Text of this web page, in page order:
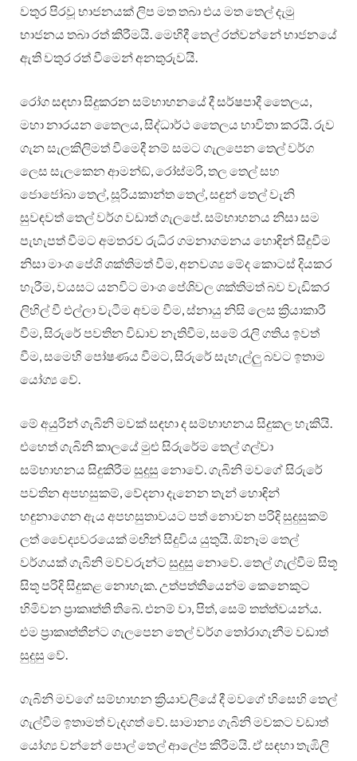
වතුර පිරවූ භාජනයක් ලිප මත තබා එය මත තෙල් දැමු
භාජනය තබා රත් කිරීමයි. මෙහිදී තෙල් රත්වන්නේ භාජනයේ
ඇති වතුර රත් වීමෙන් අනතුරුවයි.
රෝග සඳහා සිදුකරන සම්භාහනයේ දී සර්ෂපාදී තෛලය,
මහා නාරයන තෛලය, සිද්ධාර්ථ තෛලය භාවිතා කරයි. රුව
ගැන සැලකිලිමත් වීමෙදී නම් සමට ගැලපෙන තෙල් වර්ග
ලෙස සැලකෙන ආමන්ඞ්, රෝස්මරි, තල තෙල් සහ
ජොජෝබා තෙල්, සූරියකාන්ත තෙල්, සඳුන් තෙල් වැනි
සුවඳවත් තෙල් වර්ග වඩාත් ගැලපේ. සම්භාහනය නිසා සම
පැහැපත් වීමට අමතරව රුධිර ගමනාගමනය හොඳින් සිදුවීම
නිසා මාංශ පේශි ශක්තිමත් වීම, අනවශ්‍ය මේද කොටස් දියකර
හැරීම, වයසට යනවිට මාංශ පේශිවල ශක්තිමත් බව වැඩිකර
ලිහිල් වී එල්ලා වැටීම අවම වීම, ස්නායු නිසි ලෙස ක්‍රියාකාරී
වීම, සිරුරේ පවතින විඩාව නැතිවීම, සමේ රැලි ගතිය ඉවත්
වීම, සමෙහි පෝෂණය වීමට, සිරුරේ සැහැල්ලු බවට ඉතාම
යෝග්‍ය වේ.
මේ අයුරින් ගැබිනි මවක් සඳහා ද සම්භාහනය සිදුකල හැකියි.
එහෙත් ගැබිනි කාලයේ මුළු සිරුරේම තෙල් ගල්වා
සම්භාහනය සිදුකිරීම සුදුසු නොවේ. ගැබිනි මවගේ සිරුරේ
පවතින අපහසුකම්, වේදනා දැනෙන තැන් හොඳින්
හඳුනාගෙන ඇය අපහසුතාවයට පත් නොවන පරිදි සුදුසුකම්
ලත් වෛද්‍යවරයෙක් මඟින් සිදුවිය යුතුයි. ඕනෑම තෙල්
වර්ගයක් ගැබිනි මව්වරුන්ට සුදුසු නොවේ. තෙල් ගැල්වීම සිතූ
සිතූ පරිදි සිදුකළ නොහැක. උත්පත්තියෙන්ම කෙනෙකුට
හිමිවන ප්‍රාකෘත්ති තිබේ. එනම් වා, පිත්, සෙම් තත්ත්වයන්ය.
එම ප්‍රාකෘත්තීන්ට ගැලපෙන තෙල් වර්ග තෝරාගැනීම වඩාත්
සුදුසු වේ.
ගැබිනි මවගේ සම්භාහන ක්‍රියාවලියේ දී මවගේ හිසෙහි තෙල්
ගැල්වීම ඉතාමත් වැදගත් වේ. සාමාන්‍ය ගැබිනි මවකට වඩාත්
යෝග්‍ය වන්නේ පොල් තෙල් ආලේප කිරීමයි. ඒ සඳහා තැඹිලි